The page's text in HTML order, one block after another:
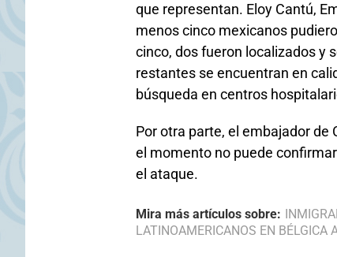
que representan. Eloy Cantú,
menos cinco mexicanos
cinco, dos fueron localizados y
restantes se encuentran en
búsqueda en centros
Por otra parte, el embajador de
el momento no puede
el ataque.
Mira más artículos sobre:
LATINOAMERICANOS EN BÉLGICA